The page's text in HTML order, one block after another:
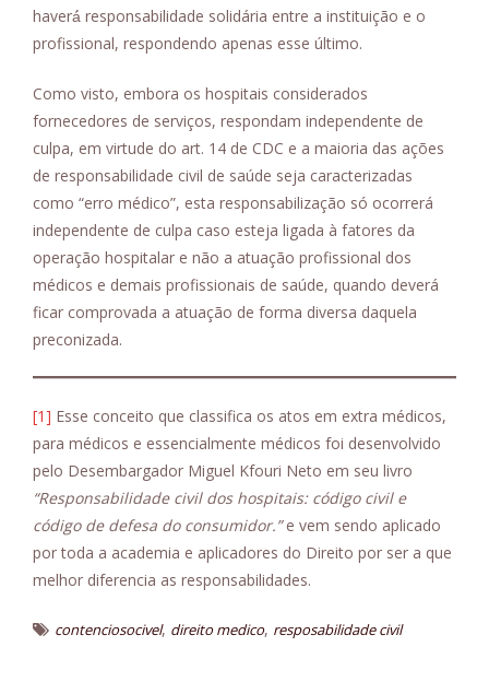
haverá́ responsabilidade solidária entre a instituição e o
profissional, respondendo apenas esse último.
Como visto, embora os hospitais considerados
fornecedores de serviços, respondam independente de
culpa, em virtude do art. 14 de CDC e a maioria das ações
de responsabilidade civil de saúde seja caracterizadas
como “erro médico”, esta responsabilização só ocorrerá
independente de culpa caso esteja ligada à fatores da
operação hospitalar e não a atuação profissional dos
médicos e demais profissionais de saúde, quando deverá
ficar comprovada a atuação de forma diversa daquela
preconizada.
[1] Esse conceito que classifica os atos em extra médicos,
para médicos e essencialmente médicos foi desenvolvido
pelo Desembargador Miguel Kfouri Neto em seu livro
“Responsabilidade civil dos hospitais: código civil e
código de defesa do consumidor.”e vem sendo aplicado
por toda a academia e aplicadores do Direito por ser a que
melhor diferencia as responsabilidades.
contenciosocivel, direito medico, resposabilidade civil